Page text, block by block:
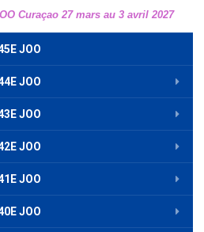
Curaçao 27 mars au 3 avril 2027
JOO
JOO
JOO
JOO
JOO
JOO